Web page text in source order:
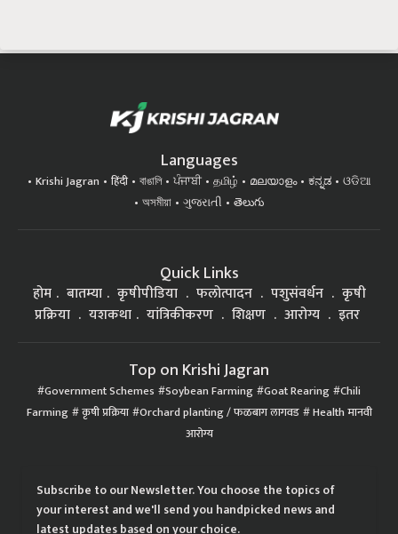
Languages
Krishi Jagran हिंदी বাঙালি ਪੰਜਾਬੀ தமிழ் മലയാളം ಕನ್ನಡ
ଓଡିଆ
অসমীয়া
ગુજરાતી తెలుగు
Quick Links
होम बातम्या कृषीपीडिया फलोत्पादन पशुसंवर्धन
कृषी
प्रक्रिया
यशकथा यांत्रिकीकरण शिक्षण आरोग्य इतर
Top on Krishi Jagran
Government Schemes Soybean Farming Goat Rearing Chili
Farming कृषी प्रक्रिया Orchard planting / फळबाग लागवड Health मानवी
आरोग्य
Subscribe to our Newsletter. You choose the topics of
your interest and we'll send you handpicked news and
latest updates based on your choice.